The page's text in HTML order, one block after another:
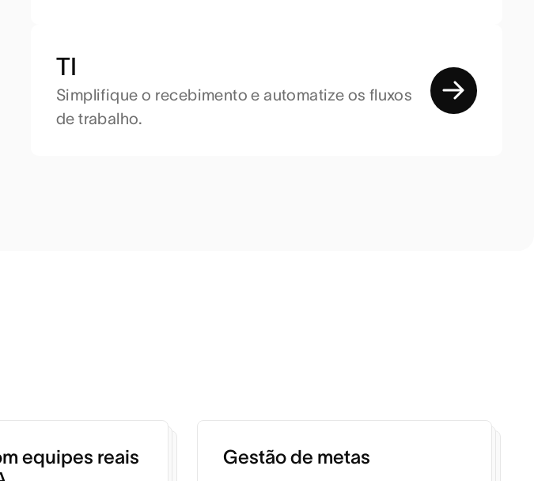
TI
Simplifique o recebimento e automatize os fluxos
de trabalho.
equipes reais
Gestão de metas